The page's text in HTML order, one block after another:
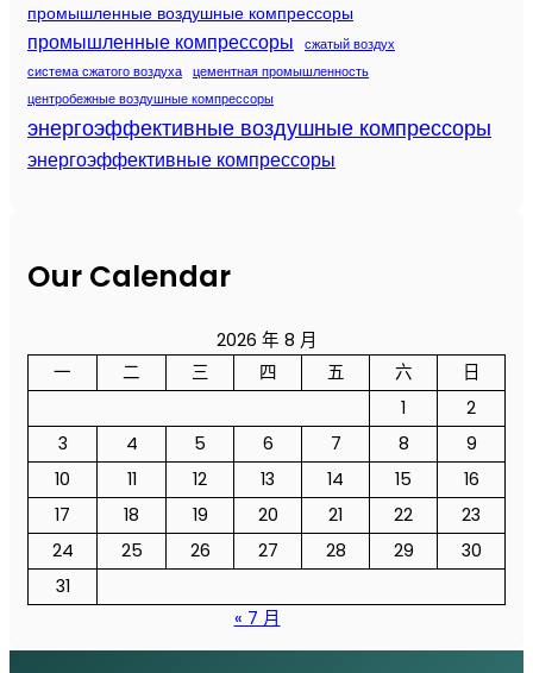
промышленные воздушные компрессоры
промышленные компрессоры
сжатый воздух
система сжатого воздуха цементная промышленность
центробежные воздушные компрессоры
энергоэффективные воздушные компрессоры
энергоэффективные компрессоры
Our Calendar
2026 年 8 月
一
二 三 四 五 六
日
1
2
3
4 5 6 7 8
9
10
11 12 13 14 15
16
17
18 19 20 21 22
23
24
25 26 27 28 29
30
31
« 7 月